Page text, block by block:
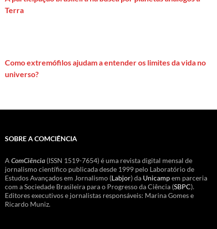
Terra
Como extremófilos ajudam a entender os limites da vida no
universo?
SOBRE A COMCIÊNCIA
A ComCiência (ISSN 1519-7654) é uma revista digital mensal de
jornalismo científico publicada desde 1999 pelo Laboratório de
Estudos Avançados em Jornalismo (Labjor) da Unicampem parceria
com a Sociedade Brasileira para o Progresso da Ciência (SBPC).
Editores executivos e jornalistas responsáveis: Marina Gomes e
Ricardo Muniz.